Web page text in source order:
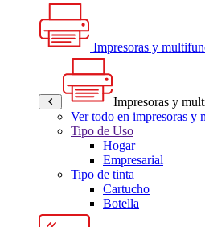
Impresoras y
Impresoras y
Ver todo en impresoras y
Tipo de Uso
Hogar
Empresarial
Tipo de tinta
Cartucho
Botella